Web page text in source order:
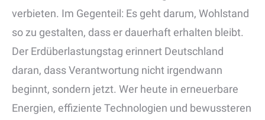
verbieten. Im Gegenteil: Es geht darum, Wohlstand
so zu gestalten, dass er dauerhaft erhalten bleibt.
Der Erdüberlastungstag erinnert Deutschland
daran, dass Verantwortung nicht irgendwann
beginnt, sondern jetzt. Wer heute in erneuerbare
Energien, effiziente Technologien und bewussteren